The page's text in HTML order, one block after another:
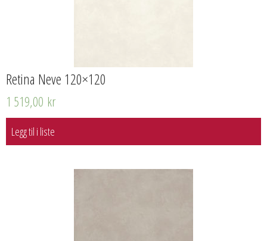
Retina Neve 120×120
1 519,00 kr
Legg til i liste